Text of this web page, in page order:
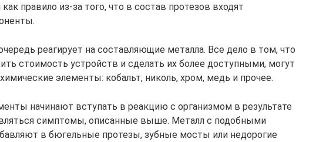
как правило из-за того, что в состав протезов входят
реагирует на составляющие металла. Все дело в том, что
стоимость устройств и сделать их более доступными, могут
элементы: кобальт, николь, хром, медь и прочее.
начинают вступать в реакцию с организмом в результате
симптомы, описанные выше. Металл с подобными
в бюгельные протезы, зубные мосты или недорогие